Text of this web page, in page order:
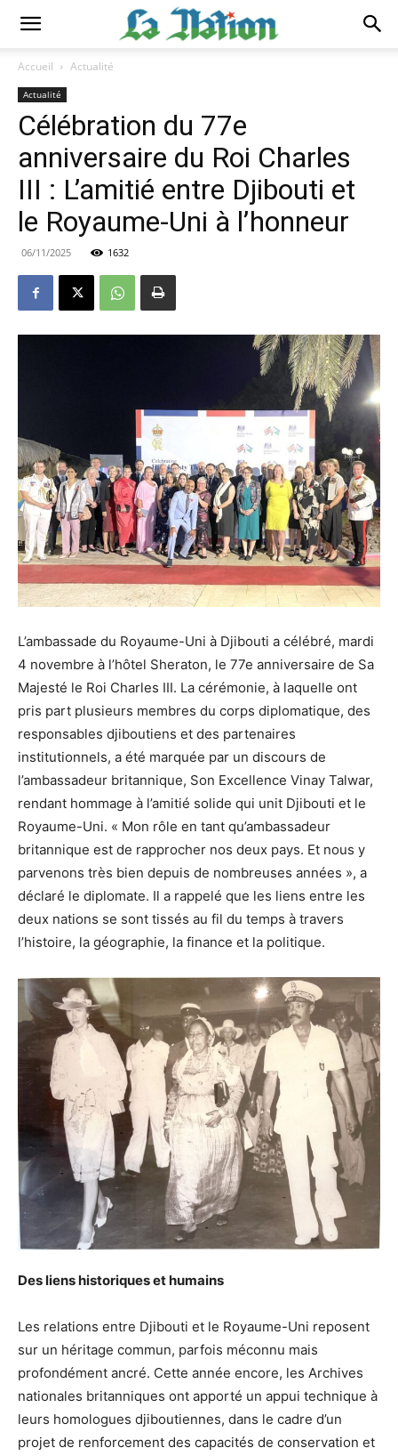
Accueil Actualité
Actualité
Célébration du 77e
anniversaire du Roi Charles
III : L’amitié entre Djibouti et
le Royaume-Uni à l’honneur
06/11/2025 1632
L’ambassade du Royaume-Uni à Djibouti a célébré, mardi
4 novembre à l’hôtel Sheraton, le 77e anniversaire de Sa
Majesté le Roi Charles III. La cérémonie, à laquelle ont
pris part plusieurs membres du corps diplomatique, des
responsables djiboutiens et des partenaires
institutionnels, a été marquée par un discours de
l’ambassadeur britannique, Son Excellence Vinay Talwar,
rendant hommage à l’amitié solide qui unit Djibouti et le
Royaume-Uni. « Mon rôle en tant qu’ambassadeur
britannique est de rapprocher nos deux pays. Et nous y
parvenons très bien depuis de nombreuses années », a
déclaré le diplomate. Il a rappelé que les liens entre les
deux nations se sont tissés au fil du temps à travers
l’histoire, la géographie, la finance et la politique.
Des liens historiques et humains
Les relations entre Djibouti et le Royaume-Uni reposent
sur un héritage commun, parfois méconnu mais
profondément ancré. Cette année encore, les Archives
nationales britanniques ont apporté un appui technique à
leurs homologues djiboutiennes, dans le cadre d’un
projet de renforcement des capacités de conservation et